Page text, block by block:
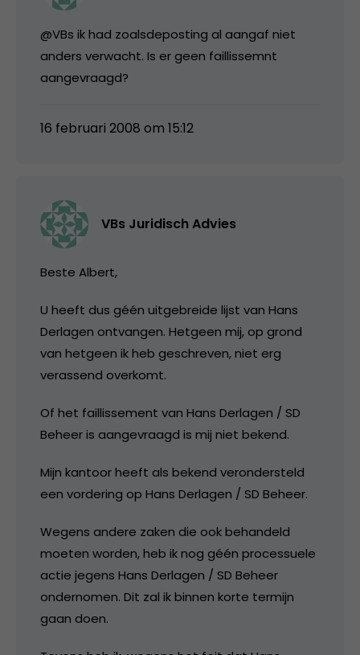
@VBs ik had zoalsdeposting al aangaf niet
anders verwacht. Is er geen faillissemnt
aangevraagd?
16 februari 2008 om 15:12
VBs Juridisch Advies
Beste Albert,
U heeft dus géén uitgebreide lijst van Hans
Derlagen ontvangen. Hetgeen mij, op grond
van hetgeen ik heb geschreven, niet erg
verassend overkomt.
Of het faillissement van Hans Derlagen / SD
Beheer is aangevraagd is mij niet bekend.
Mijn kantoor heeft als bekend verondersteld
een vordering op Hans Derlagen / SD Beheer.
Wegens andere zaken die ook behandeld
moeten worden, heb ik nog géén processuele
actie jegens Hans Derlagen / SD Beheer
ondernomen. Dit zal ik binnen korte termijn
gaan doen.